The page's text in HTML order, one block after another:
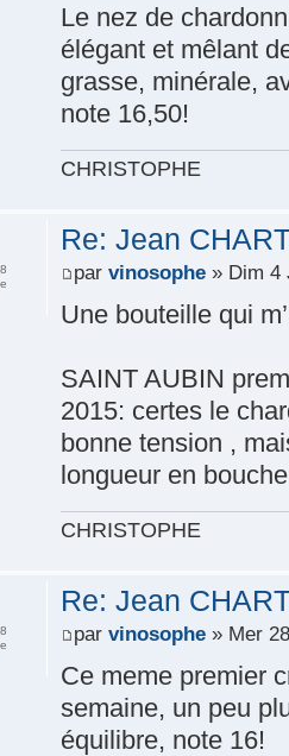
Le nez de
élégant et mêlant
grasse, minérale,
note 16,50!
CHRISTOPHE
Re: Jean
parvinosophe » Dim 4
Une bouteille qui
SAINT AUBIN
2015: certes le
bonne tension ,
longueur en
CHRISTOPHE
Re: Jean
parvinosophe » Mer
Ce meme premier
semaine, un peu
équilibre, note 16!